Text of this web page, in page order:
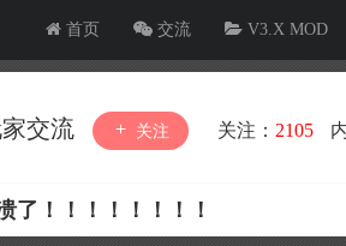
首页 交流 V3.X MOD
交流 关注 关注： 2105
了！！！！！！！！